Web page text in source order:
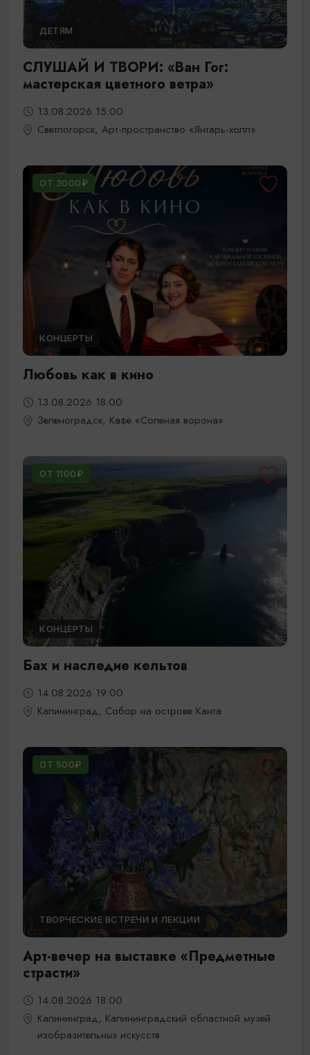
ДЕТЯМ
СЛУШАЙ И ТВОРИ: «Ван Гог:
мастерская цветного ветра»
13.08.2026 15:00
Светлогорск, Арт-пространство «Янтарь-холл»
ОТ 3000₽
КОНЦЕРТЫ
Любовь как в кино
13.08.2026 18:00
Зеленоградск, Кафе «Соленая ворона»
ОТ 1100₽
КОНЦЕРТЫ
Бах и наследие кельтов
14.08.2026 19:00
Калининград, Собор на острове Канта
ОТ 500₽
ТВОРЧЕСКИЕ ВСТРЕЧИ И ЛЕКЦИИ
Арт-вечер на выставке «Предметные
страсти»
14.08.2026 18:00
Калининград, Калининградский областной музей
изобразительных искусств